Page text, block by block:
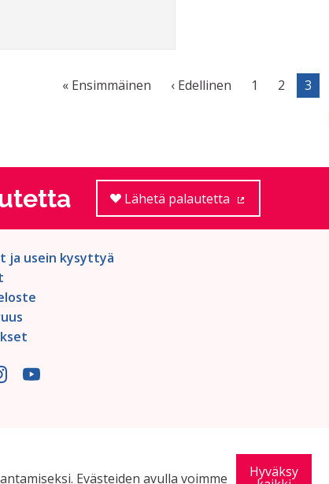
Evästeiden avulla voimme Hyväksy
« Ensimmäinen ‹ Edellinen 1 2
3
Lähetä palautetta
ja usein kysyttyä